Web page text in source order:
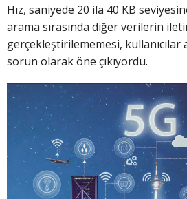
Hız, saniyede 20 ila 40 KB
arama sırasında diğer verilerin
gerçekleştirilememesi, kullanıcılar
sorun olarak öne çıkıyordu.